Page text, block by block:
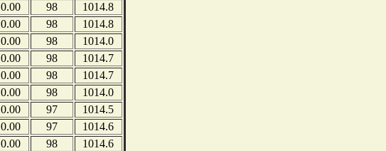
0.00 98
1014.8
0.00 98
1014.8
0.00 98
1014.0
0.00 98
1014.7
0.00 98
1014.7
0.00 98
1014.0
0.00 97
1014.5
0.00 97
1014.6
0.00 98
1014.6